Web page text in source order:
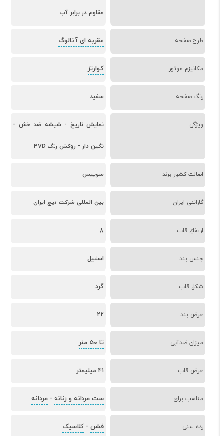
مقاوم در برابر آب
طرح صفحه عقربه ای آنالوگ
مکانیزم موتور کوارتز
رنگ صفحه سفید
ویژگی نمایش تاریخ - شیشه ضد خش -
نگین دار - روکش رنگ PVD
اصالت کشور برند سوییس
گارانتی ایران بین المللی شرکت دیج ایران
ارتفاع قاب 8
جنس بند استیل
شکل قاب گرد
عرض بند 22
میزان ضدآبی تا 50 متر
عرض قاب 41 میلیمتر
مناسب برای ست مردانه و زنانه - مردانه
رده سنی فشن - کلاسیک